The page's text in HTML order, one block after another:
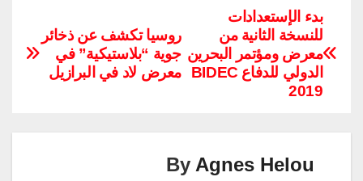
c
e
b
o
at
s
A
tt
er
st
gr
a
e
dI
y
Li
روسيا تكشف عن ذخائر
جوية “بلاستيكية” في
معرض لاد في البرازيل
بدء الإستعدادات
للنسخة الثانية من
معرض ومؤتمر البحرين
الدولي للدفاع BIDEC
2019
By Agnes Helou